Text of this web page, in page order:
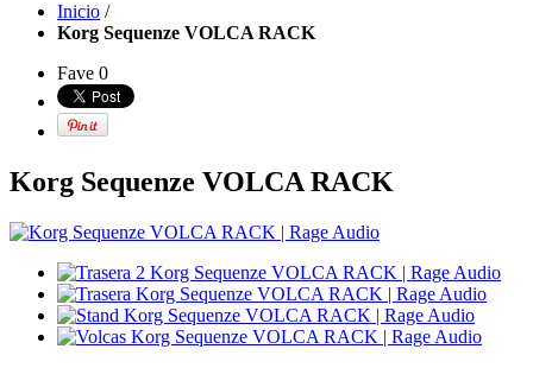
Inicio /
Korg Sequenze VOLCA RACK
Fave 0
Korg Sequenze VOLCA RACK